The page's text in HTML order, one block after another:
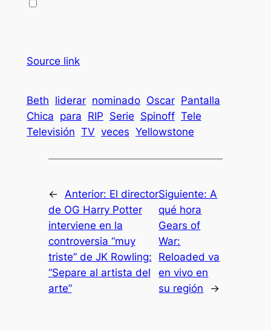
Source link
Beth liderar nominado Oscar Pantalla
Chica para RIP Serie Spinoff Tele
Televisión TV veces Yellowstone
← Anterior: El director
de OG Harry Potter
interviene en la
controversia “muy
triste” de JK Rowling:
“Separe al artista del
arte”
Siguiente:A
qué hora
Gears of
War:
Reloaded va
en vivo en
su región
→